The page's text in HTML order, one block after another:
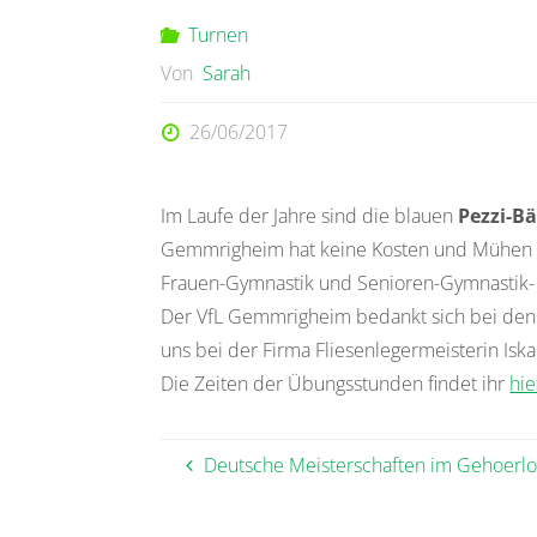
Turnen
Von Sarah
26/06/2017
Im Laufe der Jahre sind die blauen Pezzi-
Gemmrigheim hat keine Kosten und
Frauen-Gymnastik und Senioren-
Der VfL Gemmrigheim bedankt sich bei
uns bei der Firma Fliesenlegermeisterin
Die Zeiten der Übungsstunden findet ihr
Deutsche Meisterschaften im